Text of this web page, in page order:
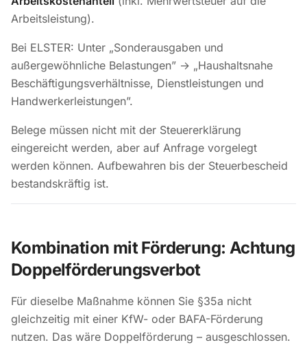
Arbeitsleistung).
Bei ELSTER: Unter „Sonderausgaben und
außergewöhnliche Belastungen” → „Haushaltsnahe
Beschäftigungsverhältnisse, Dienstleistungen und
Handwerkerleistungen”.
Belege müssen nicht mit der Steuererklärung
eingereicht werden, aber auf Anfrage vorgelegt
werden können. Aufbewahren bis der Steuerbescheid
bestandskräftig ist.
Kombination mit Förderung: Achtung
Doppelförderungsverbot
Für dieselbe Maßnahme können Sie §35a nicht
gleichzeitig mit einer KfW- oder BAFA-Förderung
nutzen. Das wäre Doppelförderung – ausgeschlossen.